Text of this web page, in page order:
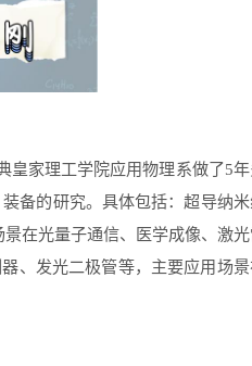
皇家理工学院应用物理系做了5
备的研究。具体包括：超导纳
在光量子通信、医学成像、激
、发光二极管等，主要应用场景